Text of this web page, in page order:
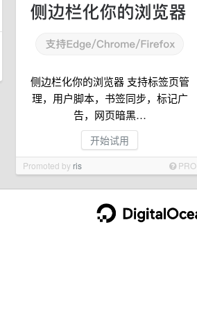
侧边栏化你的浏览器 支持标签页管
理，用户脚本，书签同步，标记广
告，网页暗黑…
开始试用
Promoted by ris PRO